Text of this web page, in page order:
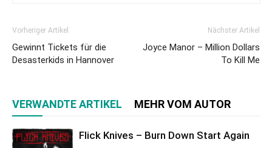
Vorheriger Artikel
Gewinnt Tickets für die
Desasterkids in Hannover
Nächster Artikel
Joyce Manor – Million Dollars
To Kill Me
VERWANDTE ARTIKEL MEHR VOM AUTOR
Flick Knives – Burn Down Start Again